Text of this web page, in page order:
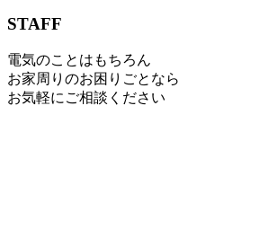
STAFF
電気のことはもちろん
お家周りのお困りごとなら
お気軽にご相談ください